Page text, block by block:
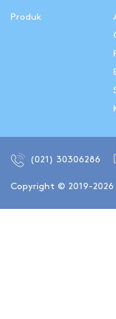
Produk
(021) 30306286
Copyright © 2019-2026